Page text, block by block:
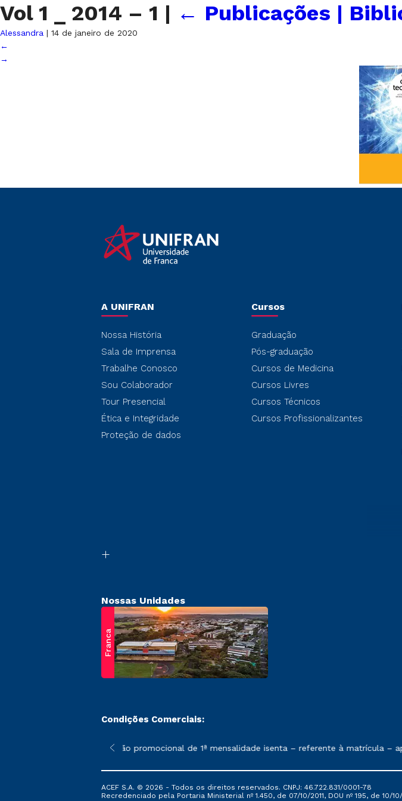
Vol 1 _ 2014 – 1 | ← Publicações |
Alessandra | 14 de janeiro de 2020
←
→
A UNIFRAN
Nossa História
Sala de Imprensa
Trabalhe Conosco
Sou Colaborador
Tour Presencial
Ética e Integridade
Proteção de dados
Cursos
Graduação
Pós-graduação
Cursos de Medicina
Cursos Livres
Cursos Técnicos
Cursos Profissionalizantes
Nossas Unidades
Franca
Condições Comerciais:
sofrer alterações nos períodos de rematrícula conforme exposto no contrato de
*A condição promocional de 1ª mensalidade isenta – referente à matrícula –
ACEF S.A. © 2026 - Todos os direitos reservados. CNPJ: 46.722.831/0001-78
Recredenciado pela Portaria Ministerial nº 1.450, de 07/10/2011, DOU nº 195, de 10/10/